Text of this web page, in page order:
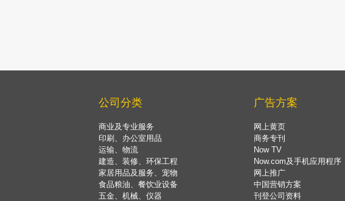
公司分类
商业及专业服务
印刷、办公室用品
运输、物流
建造、装修、环保工程
家居用品及服务、宠物
食品粮油、餐饮业设备
五金、机械、仪器
广告方案
网上黄页
商务专刊
Now TV
Now.com及手机应用程序
网上推广
中国营销方案
刊登公司资料